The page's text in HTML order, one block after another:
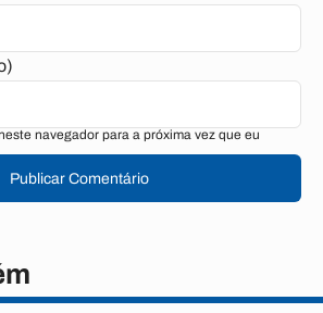
navegador para a próxima vez que eu
Publicar Comentário